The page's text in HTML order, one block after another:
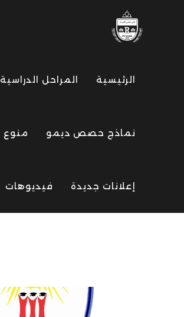
الرئيسية المراحل الدراسية
نماذج حصص ديمو منوع
إعلانات جديدة فيديوهات